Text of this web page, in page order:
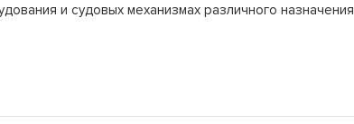
и судовых механизмах различного назначения